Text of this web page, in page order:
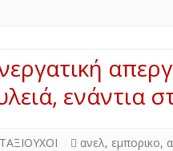
ενάντια
ανελ, εμπορικο,